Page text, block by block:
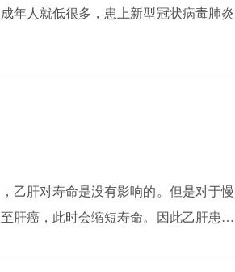
年人就低很多，患上新型冠状病毒肺炎
乙肝对寿命是没有影响的。但是对于慢
肝癌，此时会缩短寿命。因此乙肝患者